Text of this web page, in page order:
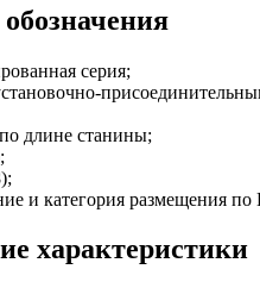
серия;
длине станины;
и категория размещения
характеристики